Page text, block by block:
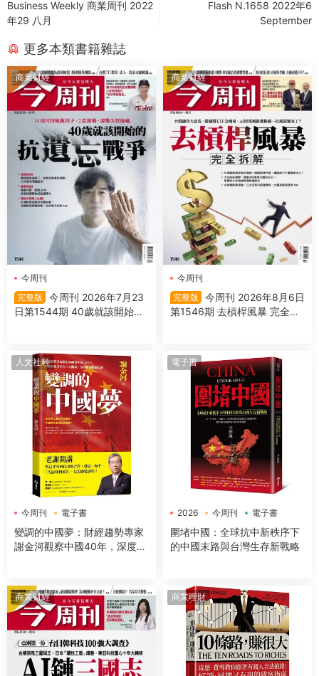
Business Weekly 商業周刊 2022
年29 八月
Flash N.1658 2022年6
September
更多本類書籍雜誌
商業财經
今周刊
完整版
今周刊 2026年7月23
日第1544期 40歲就該開始的
商業财經
今周刊
完整版
今周刊 2026年8月6日
第1546期 去槓桿風暴 完全拆
人文社科
今周刊 電子書
變調的中國夢：財經趨勢專家
謝金河觀察中國40年，深度解
電子書
2026 今周刊 電子書
圍堵中國：全球抗中新秩序下
的中國末路與台灣生存新戰略
商業财經 商業理財